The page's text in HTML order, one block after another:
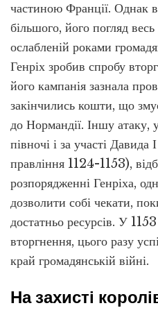
частиною Франції. Однак
більшого, його погляд
ослабленій роками
Генріх зробив спробу
його кампанія зазнала
закінчились кошти, що
до Нормандії. Іншу атаку,
півночі і за участі
правління 1124-1153),
розпорядженні Генріха,
дозволити собі чекати,
достатньо ресурсів. У
вторгнення, цього разу
край громадянській війні.
На захисті